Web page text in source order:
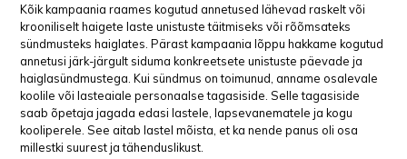
Kõik kampaania raames kogutud annetused lähevad raskelt või
krooniliselt haigete laste unistuste täitmiseks või rõõmsateks
sündmusteks haiglates. Pärast kampaania lõppu hakkame kogutud
annetusi järk-järgult siduma konkreetsete unistuste päevade ja
haiglasündmustega. Kui sündmus on toimunud, anname osalevale
koolile või lasteaiale personaalse tagasiside. Selle tagasiside
saab õpetaja jagada edasi lastele, lapsevanematele ja kogu
kooliperele. See aitab lastel mõista, et ka nende panus oli osa
millestki suurest ja tähenduslikust.